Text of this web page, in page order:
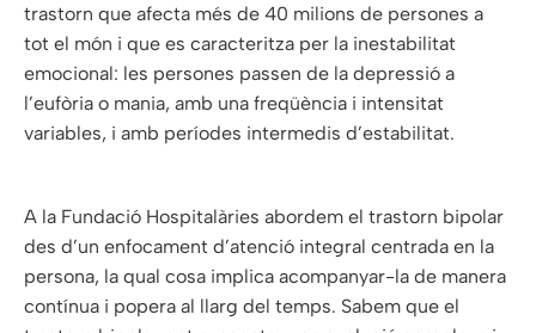
trastorn que afecta més de 40 milions de persones a
tot el món i que es caracteritza per la inestabilitat
emocional: les persones passen de la depressió a
l’eufòria o mania, amb una freqüència i intensitat
variables, i amb períodes intermedis d’estabilitat.
A la Fundació Hospitalàries abordem el trastorn bipolar
des d’un enfocament d’atenció integral centrada en la
persona, la qual cosa implica acompanyar-la de manera
contínua i popera al llarg del temps. Sabem que el